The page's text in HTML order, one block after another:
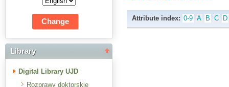
Library
Digital Library UJD
Rozprawy doktorskie
Attribute index: 0-9 A B C D